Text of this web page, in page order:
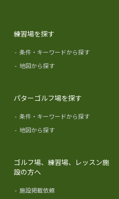
練習場を探す
- 条件・キーワードから探す
- 地図から探す
パターゴルフ場を探す
- 条件・キーワードから探す
- 地図から探す
ゴルフ場、練習場、レッスン施
設の方へ
- 施設掲載依頼